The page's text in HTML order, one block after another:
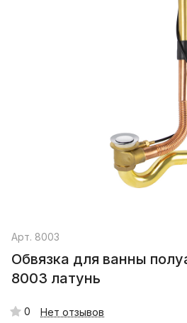
Арт. 8003
Обвязка для ванны
8003 латунь
0 Нет отзывов